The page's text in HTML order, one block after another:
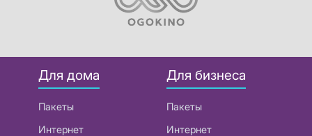
Для дома
Пакеты
Интернет
Для бизнеса
Пакеты
Интернет